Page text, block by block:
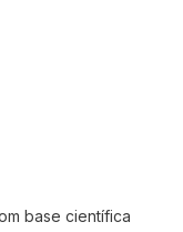
base científica